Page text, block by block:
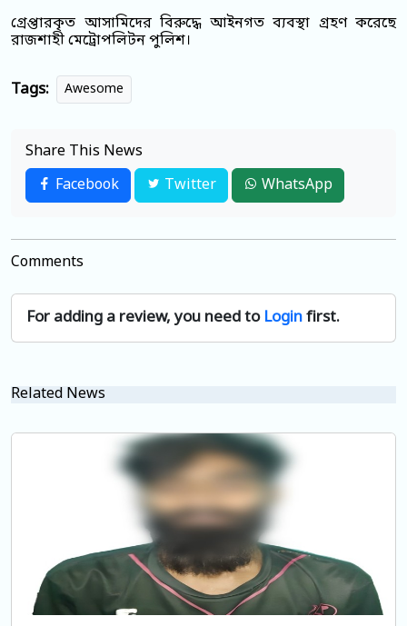
গ্রেপ্তারকৃত আসামিদের বিরুদ্ধে আইনগত ব্যবস্থা গ্রহণ করেছে
রাজশাহী মেট্রোপলিটন পুলিশ।
Tags: Awesome
Share This News
Facebook
Twitter WhatsApp
Comments
For adding a review, you need to Loginfirst.
Related News